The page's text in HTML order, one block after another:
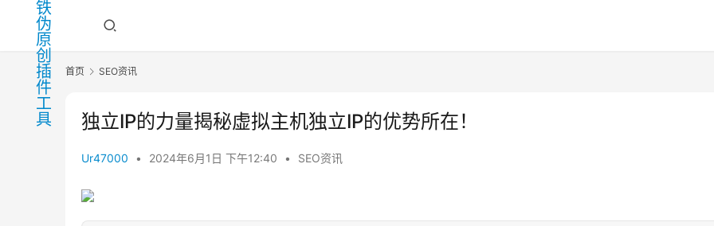
首页 SEO资讯
独立IP的力量揭秘虚拟主机独立IP的优势所在！
Ur47000 • 2024年6月1日 下午12:40 • SEO资讯